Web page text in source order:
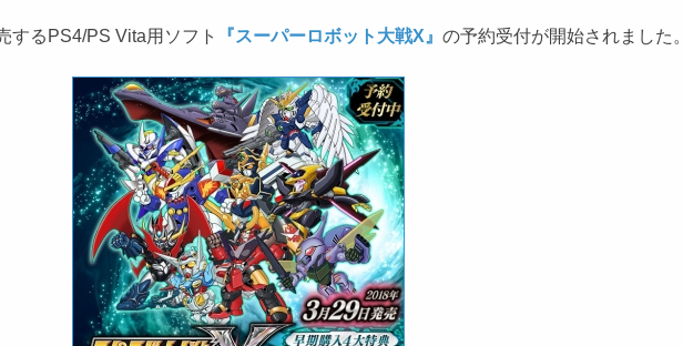
るPS4/PS Vita用ソフト 『スーパーロボット大戦X』 の予約受付が開始されました。